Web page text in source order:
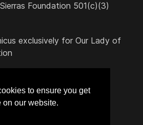
to ensure you get
on our website.
Foundation 501(c)(3)
exclusively for Our Lady of